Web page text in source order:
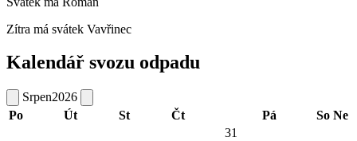
Zítra má svátek Vavřinec
Kalendář svozu odpadu
Srpen2026
Po
Út St Čt Pá So Ne
31